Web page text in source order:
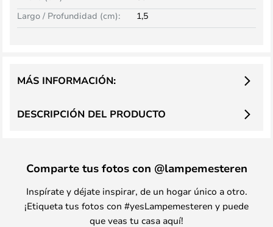
Largo / Profundidad (cm):
1,5
DESCRIPCIÓN DEL PRODUCTO
MÁS INFORMACIÓN:
Comparte tus fotos con @lampemesteren
Inspírate y déjate inspirar, de un hogar único a otro.
¡Etiqueta tus fotos con #yesLampemesteren y puede
que veas tu casa aquí!